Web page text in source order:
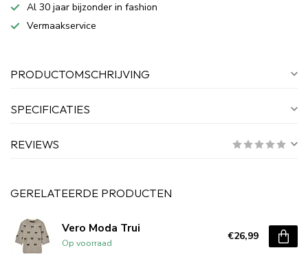
Al 30 jaar bijzonder in fashion
Vermaakservice
PRODUCTOMSCHRIJVING
SPECIFICATIES
REVIEWS
GERELATEERDE PRODUCTEN
Vero Moda Trui
Op voorraad
€26,99